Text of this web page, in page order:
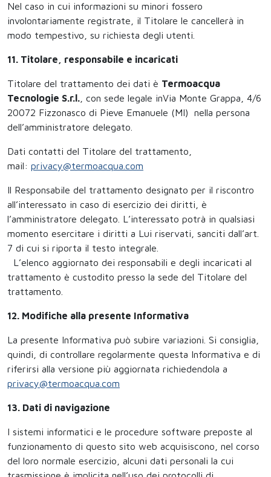
Nel caso in cui informazioni su minori fossero
involontariamente registrate, il Titolare le cancellerà in
modo tempestivo, su richiesta degli utenti.
11. Titolare, responsabile e incaricati
Titolare del trattamento dei dati è Termoacqua
Tecnologie S.r.l. , con sede legale inVia Monte Grappa, 4/6
20072 Fizzonasco di Pieve Emanuele (MI) nella persona
dell’amministratore delegato.
Dati contatti del Titolare del trattamento,
mail: privacy@termoacqua.com
Il Responsabile del trattamento designato per il riscontro
all’interessato in caso di esercizio dei diritti, è
l’amministratore delegato. L’interessato potrà in qualsiasi
momento esercitare i diritti a Lui riservati, sanciti dall’art.
7 di cui si riporta il testo integrale.
L’elenco aggiornato dei responsabili e degli incaricati al
trattamento è custodito presso la sede del Titolare del
trattamento.
12. Modifiche alla presente Informativa
La presente Informativa può subire variazioni. Si consiglia,
quindi, di controllare regolarmente questa Informativa e di
riferirsi alla versione più aggiornata richiedendola a
privacy@termoacqua.com
13. Dati di navigazione
I sistemi informatici e le procedure software preposte al
funzionamento di questo sito web acquisiscono, nel corso
del loro normale esercizio, alcuni dati personali la cui